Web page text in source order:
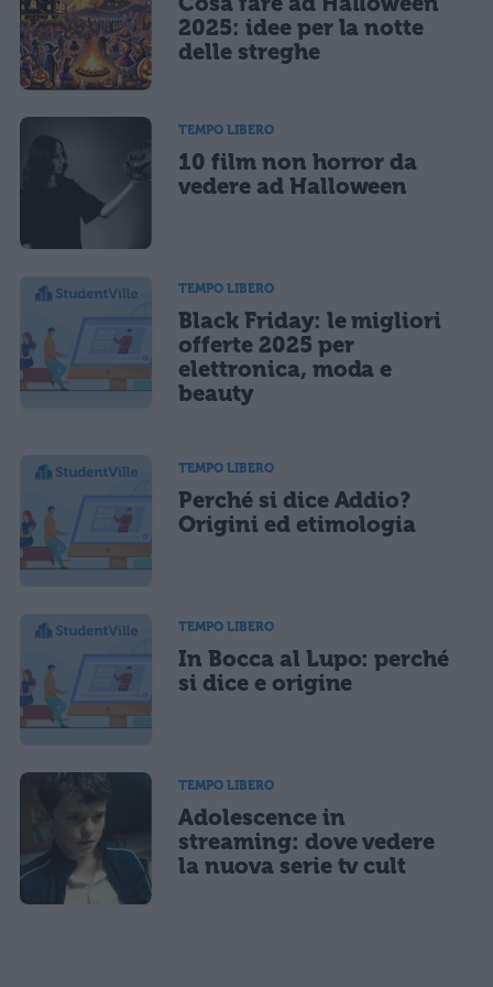
2025: idee per la notte
delle streghe
TEMPO LIBERO
10 film non horror da
vedere ad Halloween
TEMPO LIBERO
Black Friday: le migliori
offerte 2025 per
elettronica, moda e
beauty
TEMPO LIBERO
Perché si dice Addio?
Origini ed etimologia
TEMPO LIBERO
In Bocca al Lupo: perché
si dice e origine
TEMPO LIBERO
Adolescence in
streaming: dove vedere
la nuova serie tv cult